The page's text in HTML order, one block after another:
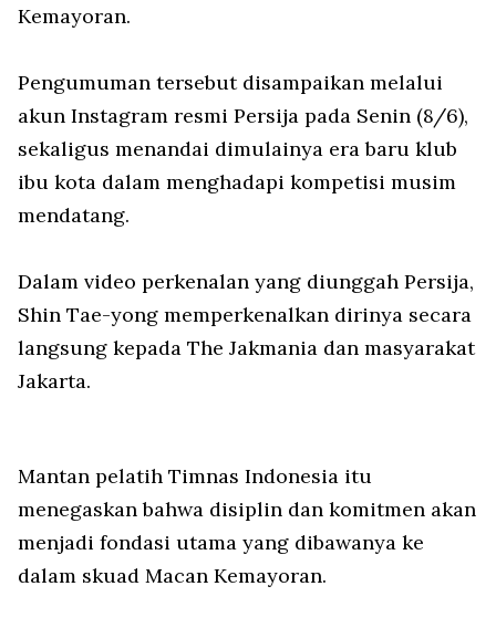
Kemayoran.
Pengumuman tersebut disampaikan melalui
akun Instagram resmi Persija pada Senin (8/6),
sekaligus menandai dimulainya era baru klub
ibu kota dalam menghadapi kompetisi musim
mendatang.
Dalam video perkenalan yang diunggah Persija,
Shin Tae-yong memperkenalkan dirinya secara
langsung kepada The Jakmania dan masyarakat
Jakarta.
Mantan pelatih Timnas Indonesia itu
menegaskan bahwa disiplin dan komitmen akan
menjadi fondasi utama yang dibawanya ke
dalam skuad Macan Kemayoran.